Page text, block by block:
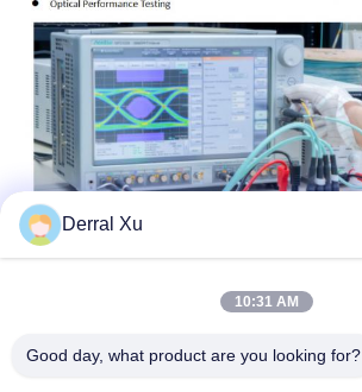
Derral Xu
10:31 AM
Good day, what product are you looking for?